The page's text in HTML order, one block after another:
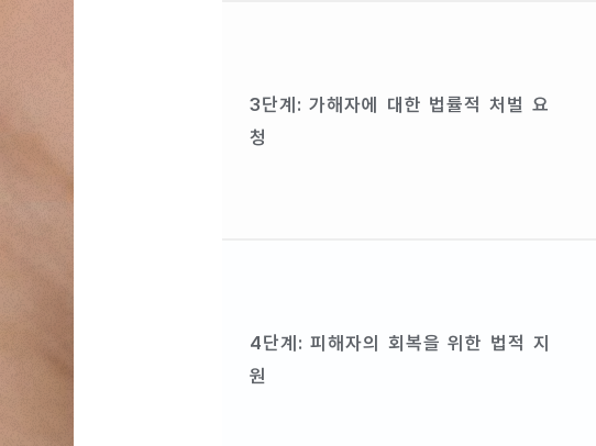
3단계: 가해자에 대한 법률적 처벌 요
청
4단계: 피해자의 회복을 위한 법적 지
원